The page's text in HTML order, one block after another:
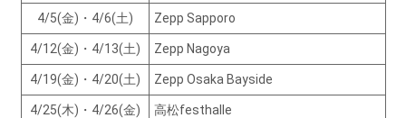
4/5(金)・4/6(土) Zepp Sapporo
4/12(金)・4/13(土) Zepp Nagoya
4/19(金)・4/20(土) Zepp Osaka Bayside
4/25(木)・4/26(金) 高松festhalle